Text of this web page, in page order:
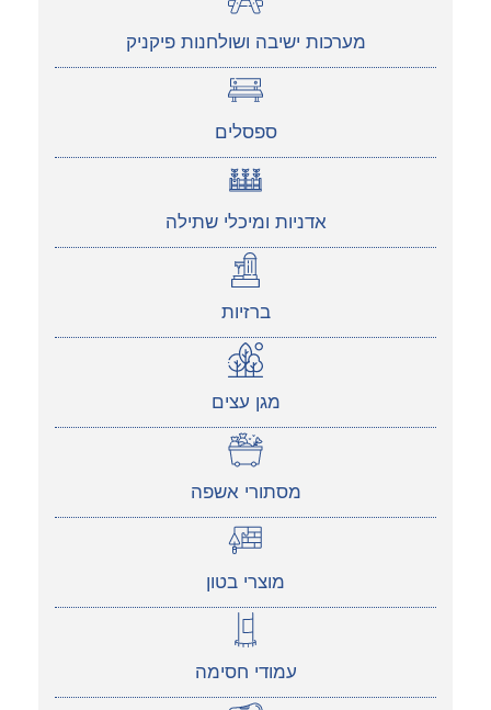
מערכות ישיבה ושולחנות פיקניק
ספסלים
אדניות ומיכלי שתילה
ברזיות
מגן עצים
מסתורי אשפה
מוצרי בטון
עמודי חסימה